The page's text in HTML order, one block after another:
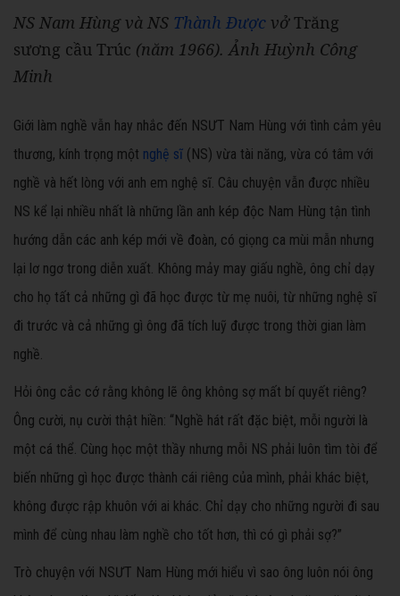
NS Nam Hùng và NS Thành Được vởTrăng
sương cầu Trúc (năm 1966). Ảnh Huỳnh Công
Minh
Giới làm nghề vẫn hay nhắc đến NSƯT Nam Hùng với tình cảm yêu
thương, kính trọng một nghệ sĩ (NS) vừa tài năng, vừa có tâm với
nghề và hết lòng với anh em nghệ sĩ. Câu chuyện vẫn được nhiều
NS kể lại nhiều nhất là những lần anh kép độc Nam Hùng tận tình
hướng dẫn các anh kép mới về đoàn, có giọng ca mùi mẫn nhưng
lại lơ ngơ trong diễn xuất. Không mảy may giấu nghề, ông chỉ dạy
cho họ tất cả những gì đã học được từ mẹ nuôi, từ những nghệ sĩ
đi trước và cả những gì ông đã tích luỹ được trong thời gian làm
nghề.
Hỏi ông cắc cớ rằng không lẽ ông không sợ mất bí quyết riêng?
Ông cười, nụ cười thật hiền: “Nghề hát rất đặc biệt, mỗi người là
một cá thể. Cùng học một thầy nhưng mỗi NS phải luôn tìm tòi để
biến những gì học được thành cái riêng của mình, phải khác biệt,
không được rập khuôn với ai khác. Chỉ dạy cho những người đi sau
mình để cùng nhau làm nghề cho tốt hơn, thì có gì phải sợ?”
Trò chuyện với NSƯT Nam Hùng mới hiểu vì sao ông luôn nói ông